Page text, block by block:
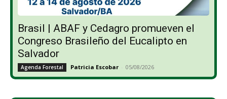
Brasil | ABAF y Cedagro promueven el
Congreso Brasileño del Eucalipto en
Salvador
Agenda Forestal Patricia Escobar - 05/08/2026